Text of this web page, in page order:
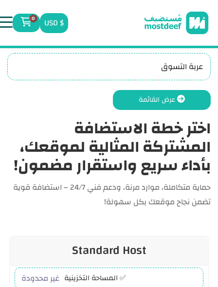
$ USD
0 عربة
عربة التسوق
عرض القائمة
اختر خطة الاستضافة
المشتركة المثالية لموقعك،
بأداء سريع واستقرار مضمون!
حماية متكاملة، موارد مرنة، ودعم فني 24/7 – استضافة قوية
تضمن نجاح موقعك بكل سهولة!
Standard Host
غير محدودة ✅ المساحة التخزينية